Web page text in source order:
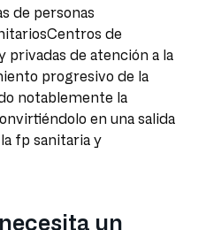
de personas
de
privadas de atención a la
progresivo de la
notablemente la
en una salida
fp sanitaria y
un